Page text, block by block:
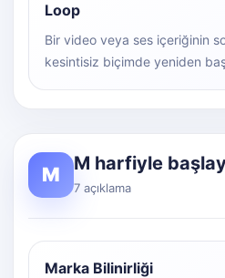
Loop
Bir video veya ses içeriğinin
kesintisiz biçimde yeniden
M M harfiyle
7 açıklama
Marka Bilinirliği